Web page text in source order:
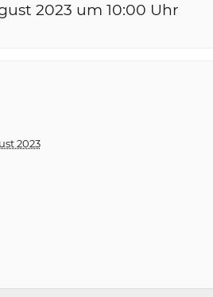
2023 um 10:00 Uhr
2023